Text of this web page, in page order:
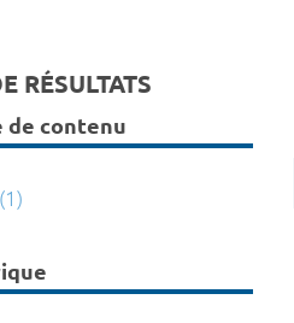
RÉSULTATS
de contenu
(1)